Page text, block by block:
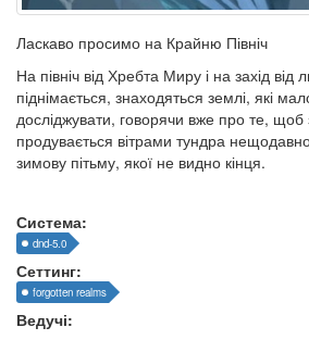
Ласкаво просимо на Крайню Північ
На північ від Хребта Миру і на захід
піднімається, знаходяться землі, які
досліджувати, говорячи вже про те,
продувається вітрами тундра
зимову пітьму, якої не видно кінця.
Система:
dnd-5.0
Сеттинг:
forgotten realms
Ведучі: